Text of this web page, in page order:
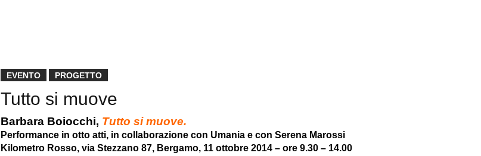
EVENTO PROGETTO
Tutto si muove
Barbara Boiocchi, Tutto si muove.
Performance in otto atti, in collaborazione con Umania e con Serena Marossi
Kilometro Rosso, via Stezzano 87, Bergamo, 11 ottobre 2014 – ore 9.30 – 14.00